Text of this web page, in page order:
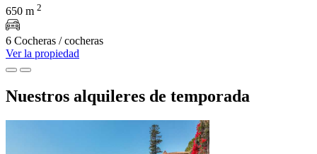
650 m 2
6 Cocheras / cocheras
Ver la propiedad
Nuestros alquileres de temporada